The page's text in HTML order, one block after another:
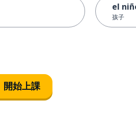
el
孩子
開始上課